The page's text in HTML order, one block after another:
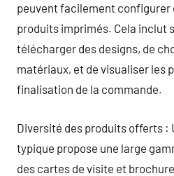
peuvent facilement configurer
produits imprimés. Cela inclut
télécharger des designs, de
matériaux, et de visualiser les
finalisation de la commande.
Diversité des produits offerts :
typique propose une large
des cartes de visite et